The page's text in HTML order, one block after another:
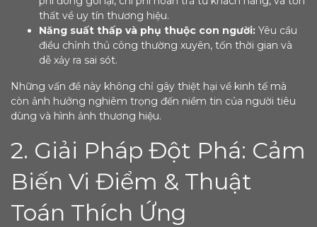
thất về uy tín thương hiệu.
Năng suất thấp và phụ thuộc con người: Yêu cầu
điều chỉnh thủ công thường xuyên, tốn thời gian và
dễ xảy ra sai sót.
Những vấn đề này không chỉ gây thiệt hại về kinh tế mà
còn ảnh hưởng nghiêm trọng đến niềm tin của người tiêu
dùng và hình ảnh thương hiệu.
2. Giải Pháp Đột Phá: Cảm
Biến Vi Điểm & Thuật
Toán Thích Ứng